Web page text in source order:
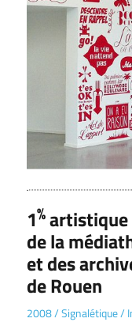
1%artistique
de la
et des
de Rouen
2008/Signalétique/